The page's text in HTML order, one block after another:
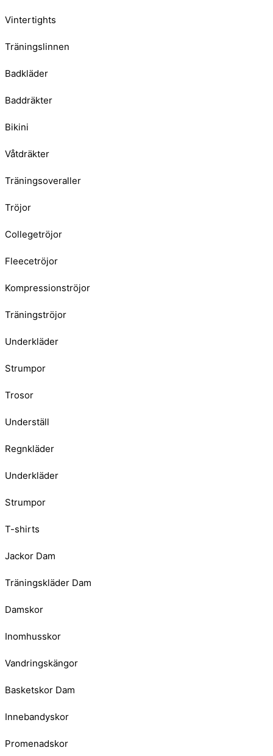
Vintertights
Träningslinnen
Badkläder
Baddräkter
Bikini
Våtdräkter
Träningsoveraller
Tröjor
Collegetröjor
Fleecetröjor
Kompressionströjor
Träningströjor
Underkläder
Strumpor
Trosor
Underställ
Regnkläder
Underkläder
Strumpor
T-shirts
Jackor Dam
Träningskläder Dam
Damskor
Inomhusskor
Vandringskängor
Basketskor Dam
Innebandyskor
Promenadskor